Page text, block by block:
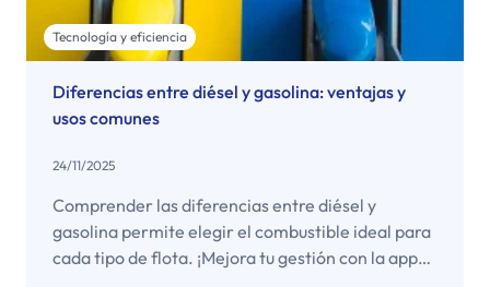
Tecnología y eficiencia
Diferencias entre diésel y gasolina: ventajas y
usos comunes
24/11/2025
Comprender las diferencias entre diésel y
gasolina permite elegir el combustible ideal para
cada tipo de flota. ¡Mejora tu gestión con la app